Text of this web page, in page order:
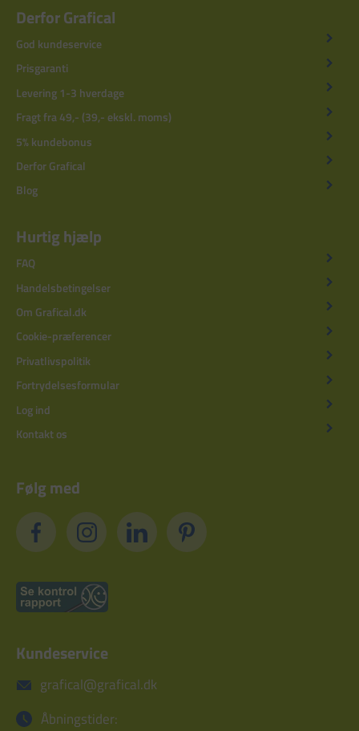
Derfor Grafical
God kundeservice
Prisgaranti
Levering 1-3 hverdage
Fragt fra 49,- (39,- ekskl. moms)
5% kundebonus
Derfor Grafical
Blog
Hurtig hjælp
FAQ
Handelsbetingelser
Om Grafical.dk
Cookie-præferencer
Privatlivspolitik
Fortrydelsesformular
Log ind
Kontakt os
Følg med
Kundeservice
grafical@grafical.dk
Åbningstider: